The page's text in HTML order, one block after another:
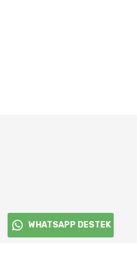
WHATSAPP DESTEK